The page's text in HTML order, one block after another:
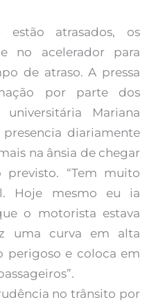
estão atrasados, os
no acelerador para
de atraso. A pressa
por parte dos
Mariana
diariamente
na ânsia de chegar
“Tem muito
Hoje mesmo eu ia
o motorista estava
uma curva em alta
perigoso e coloca em
no trânsito por